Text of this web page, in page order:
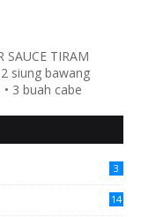
SAUCE TIRAM
siung bawang
3 buah cabe
3
14